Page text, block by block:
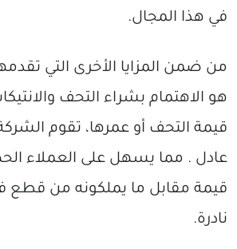
في هذا المجال.
من ضمن المزايا الأخرى التي
هو الاهتمام بشراء التحف
قيمة التحف أو عمرها، تقوم
عادل . مما يسهل على العملاء
قيمة مقابل ما يملكونه من قطع
نادرة.